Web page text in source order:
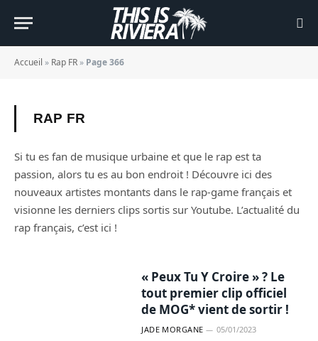
Accueil » Rap FR» Page 366
RAP FR
Si tu es fan de musique urbaine et que le rap est ta
passion, alors tu es au bon endroit ! Découvre ici des
nouveaux artistes montants dans le rap-game français et
visionne les derniers clips sortis sur Youtube. L’actualité du
rap français, c’est ici !
« Peux Tu Y Croire » ? Le
tout premier clip officiel
de MOG* vient de sortir !
JADE MORGANE 05/01/2023